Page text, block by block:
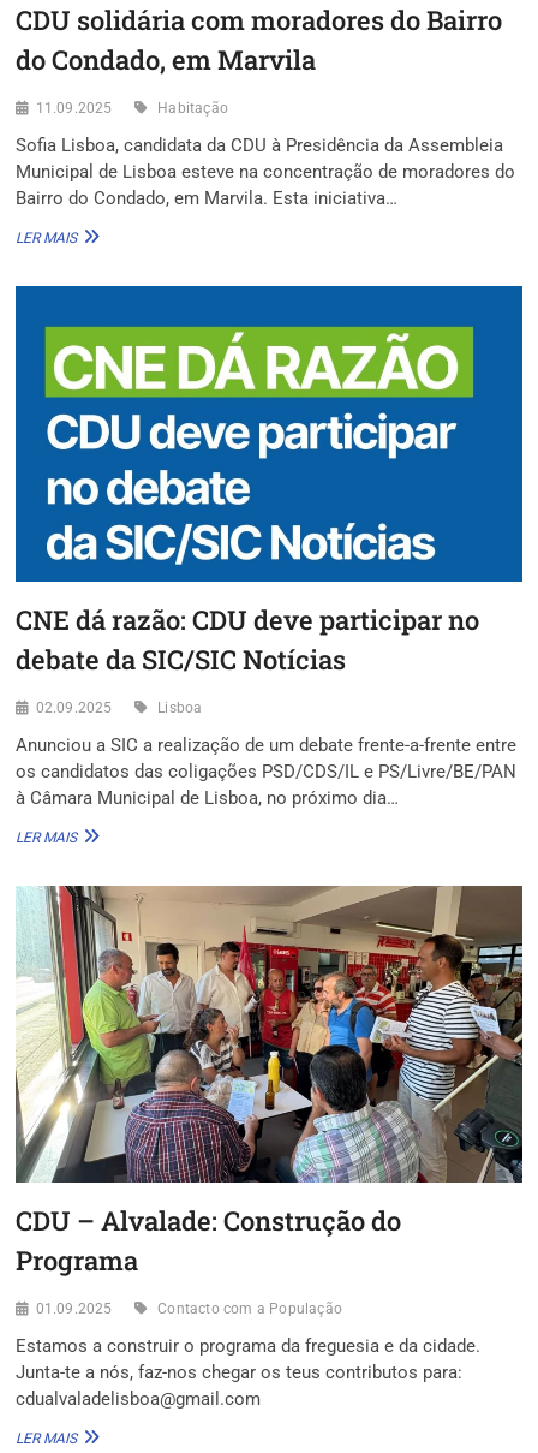
CDU solidária com moradores do Bairro
do Condado, em Marvila
11.09.2025 Habitação
Sofia Lisboa, candidata da CDU à Presidência da Assembleia
Municipal de Lisboa esteve na concentração de moradores do
Bairro do Condado, em Marvila. Esta iniciativa…
LER MAISCDU
DO
CONDADO,
MARVILA
CNE dá razão: CDU deve participar no
debate da SIC/SIC Notícias
02.09.2025 Lisboa
Anunciou a SIC a realização de um debate frente-a-frente entre
os candidatos das coligações PSD/CDS/IL e PS/Livre/BE/PAN
à Câmara Municipal de Lisboa, no próximo dia…
LER MAISCNE
CDU
DEVE
PARTICIPAR
NO
DEBATE
DA
SIC/SIC
NOTÍCIAS
CDU – Alvalade: Construção do
Programa
01.09.2025 Contacto com a População
Estamos a construir o programa da freguesia e da cidade.
Junta-te a nós, faz-nos chegar os teus contributos para:
cdualvaladelisboa@gmail.com
LER MAISCDU